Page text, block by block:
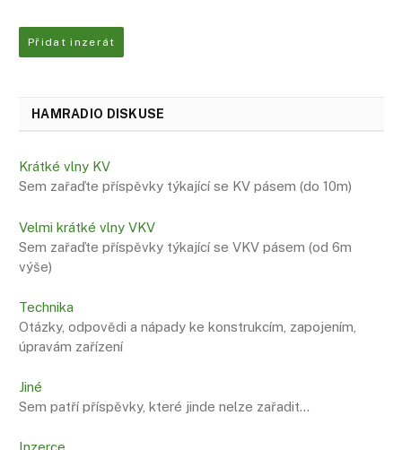
Přidat inzerát
HAMRADIO DISKUSE
Krátké vlny KV
Sem zařaďte příspěvky týkající se KV pásem (do 10m)
Velmi krátké vlny VKV
Sem zařaďte příspěvky týkající se VKV pásem (od 6m
výše)
Technika
Otázky, odpovědi a nápady ke konstrukcím, zapojením,
úpravám zařízení
Jiné
Sem patří příspěvky, které jinde nelze zařadit…
Inzerce